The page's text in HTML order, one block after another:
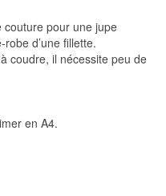
couture pour une jupe
d’une fillette.
coudre, il nécessite peu de
en A4.